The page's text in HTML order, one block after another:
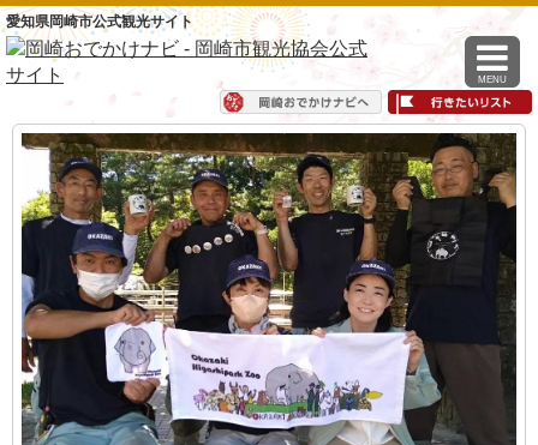
愛知県岡崎市公式観光サイト
MENU